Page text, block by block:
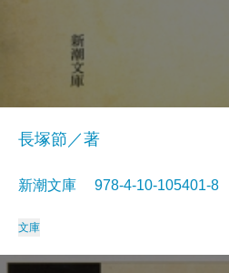
長塚節／著
新潮文庫 978-4-10-105401-
文庫